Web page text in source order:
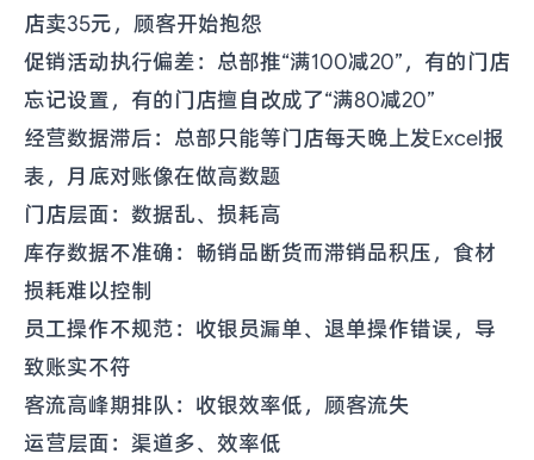
店卖35元，顾客开始抱怨
促销活动执行偏差：总部推“满100减20”，有的门店
忘记设置，有的门店擅自改成了“满80减20”
经营数据滞后：总部只能等门店每天晚上发Excel报
表，月底对账像在做高数题
门店层面：数据乱、损耗高
库存数据不准确：畅销品断货而滞销品积压，食材
损耗难以控制
员工操作不规范：收银员漏单、退单操作错误，导
致账实不符
客流高峰期排队：收银效率低，顾客流失
运营层面：渠道多、效率低